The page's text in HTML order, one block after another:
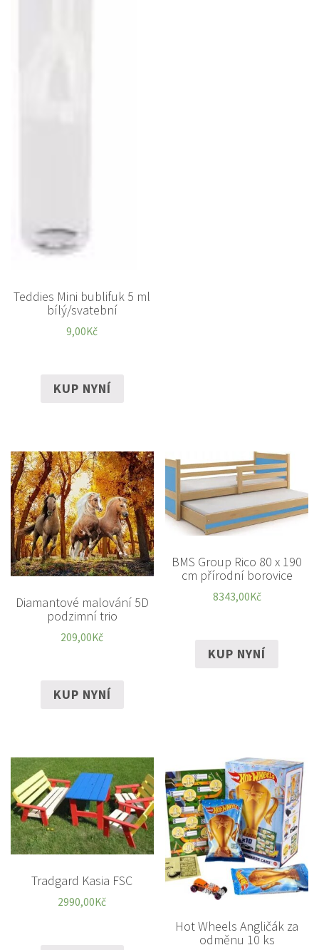
Teddies Mini bublifuk 5 ml
bílý/svatební
9,00Kč
KUP NYNÍ
Diamantové malování 5D
podzimní trio
209,00Kč
KUP NYNÍ
BMS Group Rico 80 x 190
cm přírodní borovice
8343,00Kč
KUP NYNÍ
Tradgard Kasia FSC
2990,00Kč
Hot Wheels Angličák za
odměnu 10 ks